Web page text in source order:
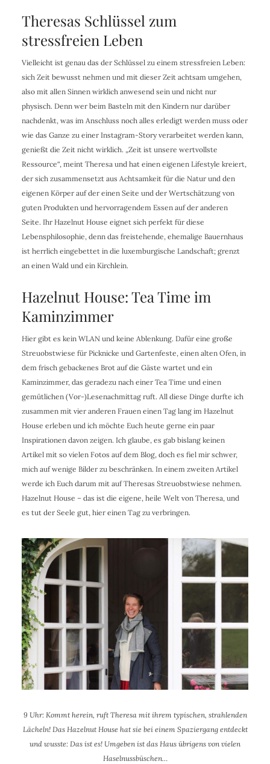
Theresas Schlüssel zum
stressfreien Leben
Vielleicht ist genau das der Schlüssel zu einem stressfreien Leben:
sich Zeit bewusst nehmen und mit dieser Zeit achtsam umgehen,
also mit allen Sinnen wirklich anwesend sein und nicht nur
physisch. Denn wer beim Basteln mit den Kindern nur darüber
nachdenkt, was im Anschluss noch alles erledigt werden muss oder
wie das Ganze zu einer Instagram-Story verarbeitet werden kann,
genießt die Zeit nicht wirklich. „Zeit ist unsere wertvollste
Ressource“, meint Theresa und hat einen eigenen Lifestyle kreiert,
der sich zusammensetzt aus Achtsamkeit für die Natur und den
eigenen Körper auf der einen Seite und der Wertschätzung von
guten Produkten und hervorragendem Essen auf der anderen
Seite. Ihr Hazelnut House eignet sich perfekt für diese
Lebensphilosophie, denn das freistehende, ehemalige Bauernhaus
ist herrlich eingebettet in die luxemburgische Landschaft; grenzt
an einen Wald und ein Kirchlein.
Hazelnut House: Tea Time im
Kaminzimmer
Hier gibt es kein WLAN und keine Ablenkung. Dafür eine große
Streuobstwiese für Picknicke und Gartenfeste, einen alten Ofen, in
dem frisch gebackenes Brot auf die Gäste wartet und ein
Kaminzimmer, das geradezu nach einer Tea Time und einen
gemütlichen (Vor-)Lesenachmittag ruft. All diese Dinge durfte ich
zusammen mit vier anderen Frauen einen Tag lang im Hazelnut
House erleben und ich möchte Euch heute gerne ein paar
Inspirationen davon zeigen. Ich glaube, es gab bislang keinen
Artikel mit so vielen Fotos auf dem Blog, doch es fiel mir schwer,
mich auf wenige Bilder zu beschränken. In einem zweiten Artikel
werde ich Euch darum mit auf Theresas Streuobstwiese nehmen.
Hazelnut House – das ist die eigene, heile Welt von Theresa, und
es tut der Seele gut, hier einen Tag zu verbringen.
9 Uhr: Kommt herein, ruft Theresa mit ihrem typischen, strahlenden
Lächeln! Das Hazelnut House hat sie bei einem Spaziergang entdeckt
und wusste: Das ist es! Umgeben ist das Haus übrigens von vielen
Haselnussbüschen…